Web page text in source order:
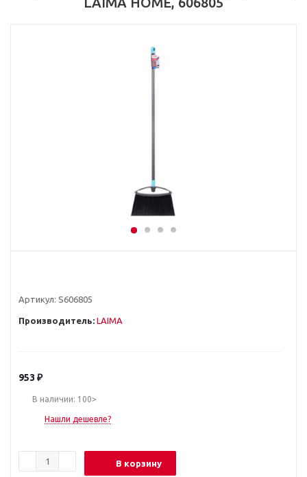
Артикул: S606805
Производитель: LAIMA
953 ₽
В наличии: 100>
Нашли дешевле?
В корзину